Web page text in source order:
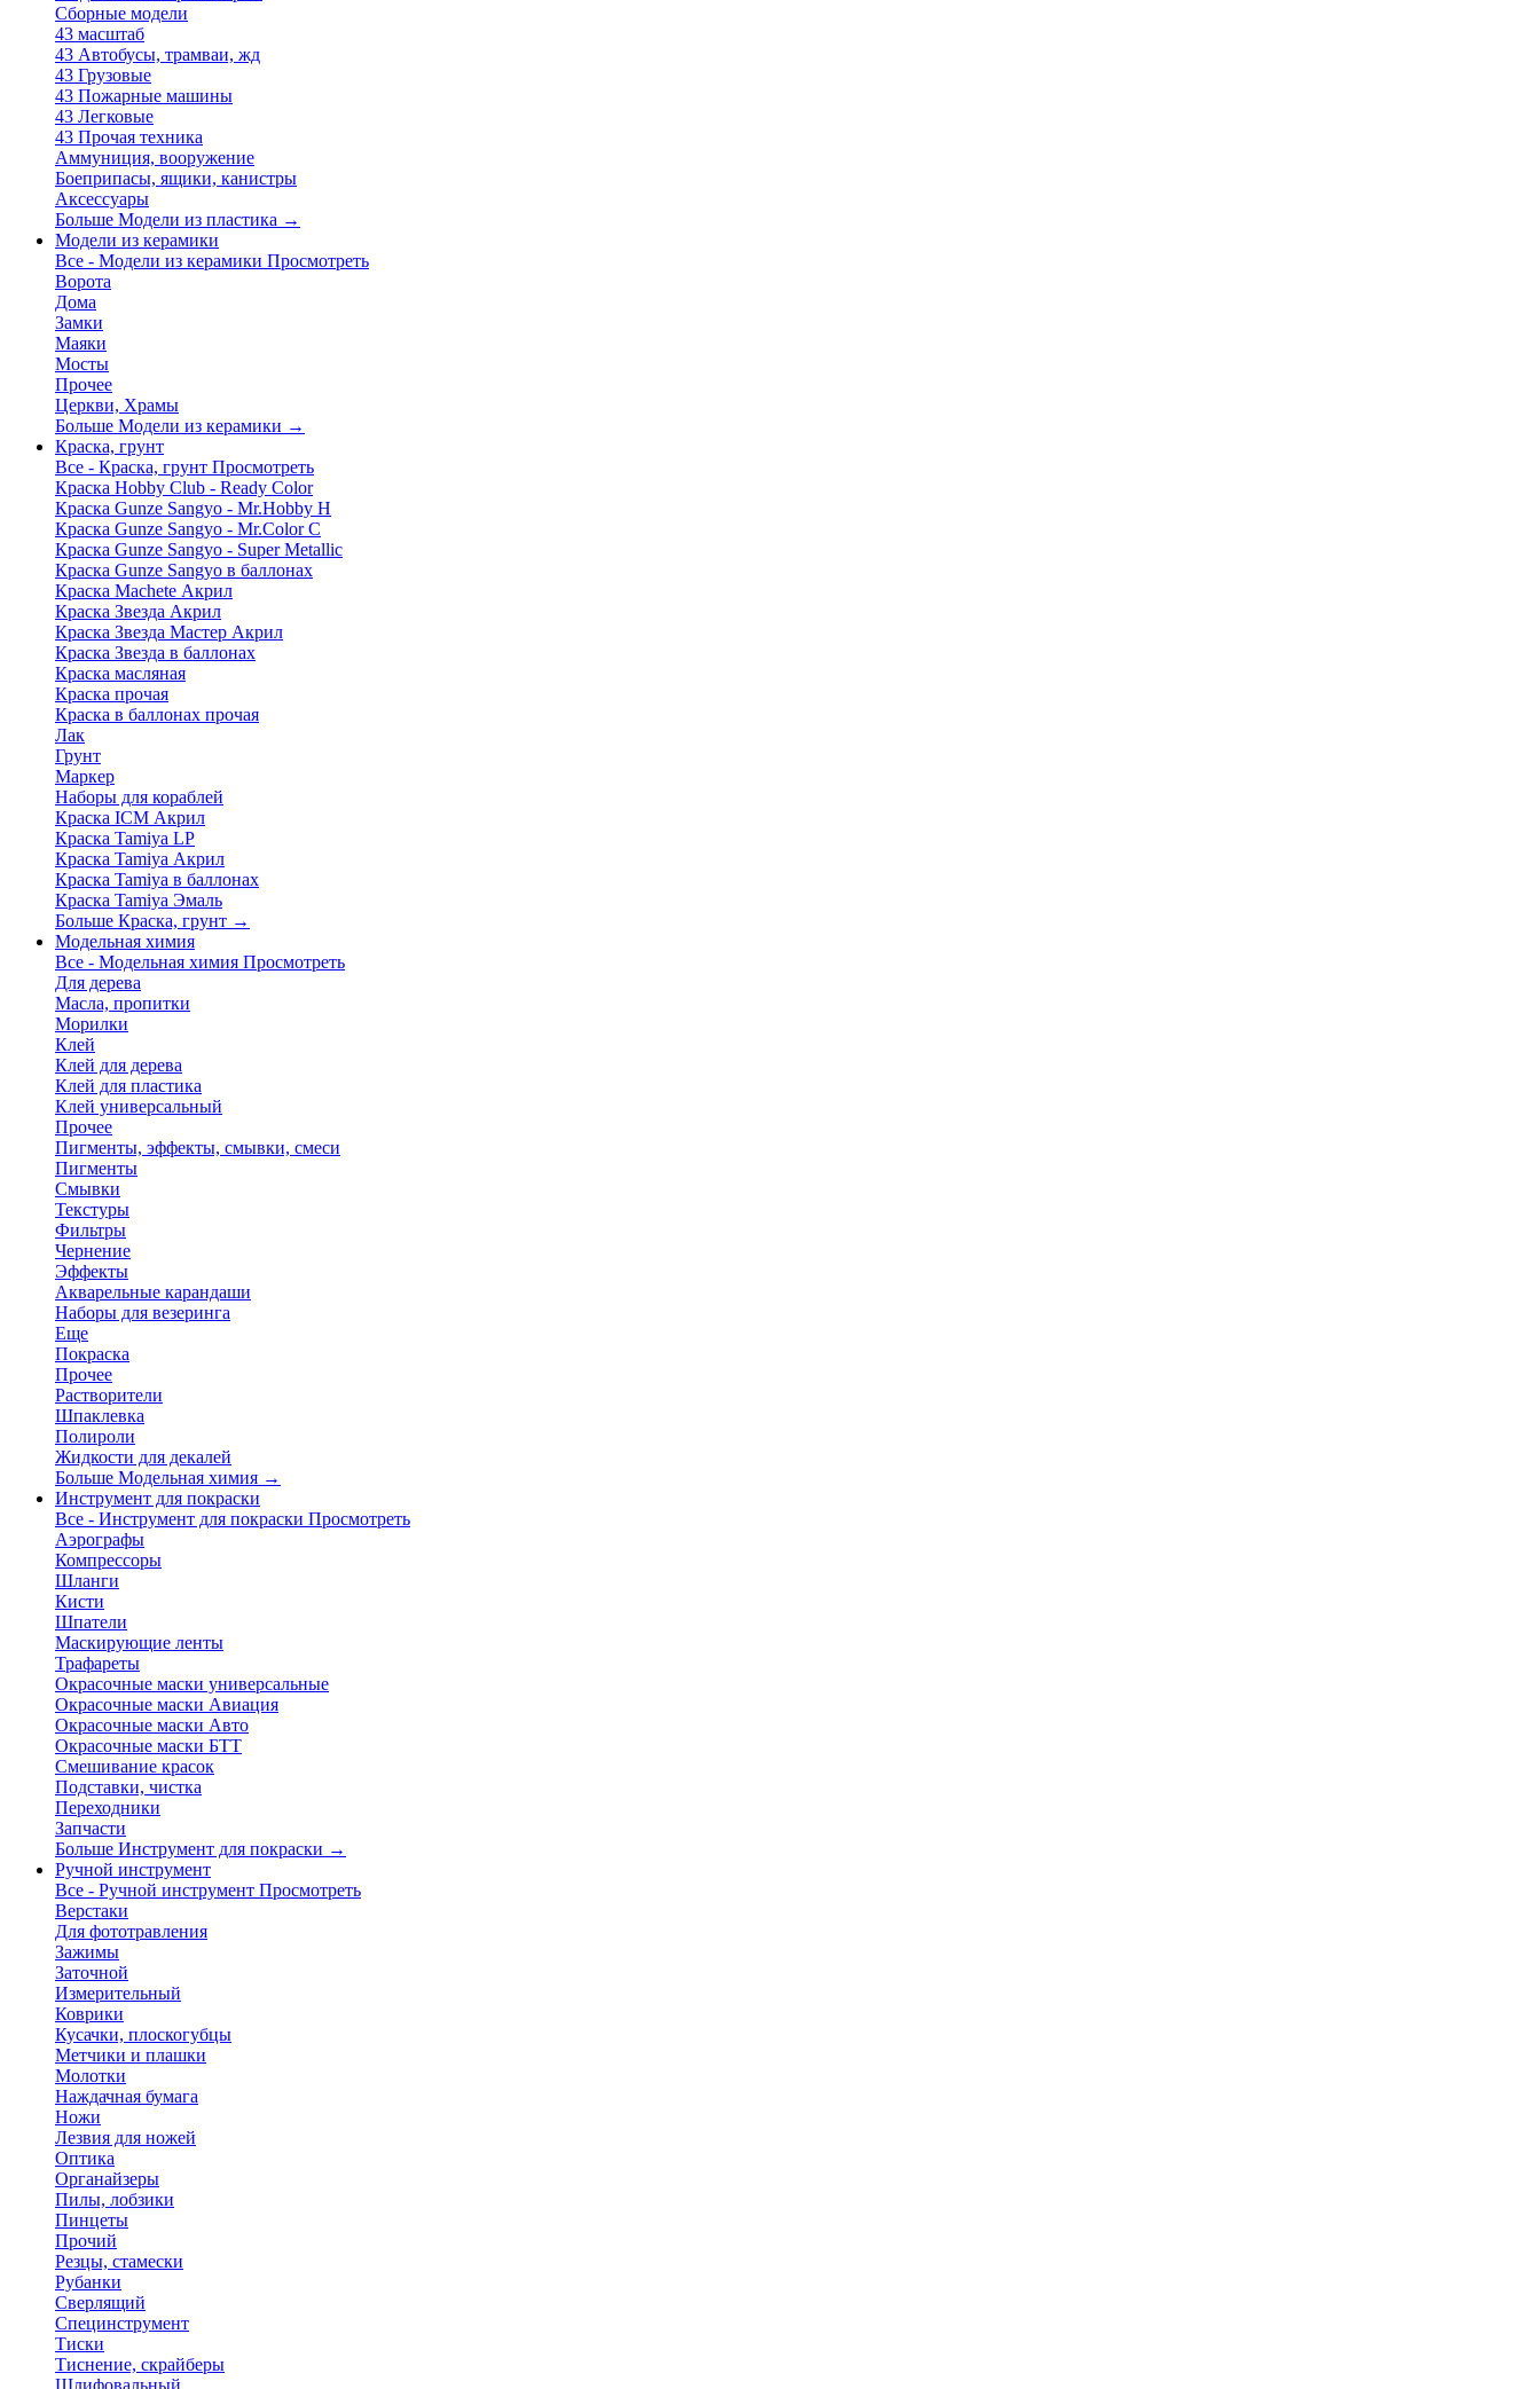
Сборные модели
43 масштаб
43 Автобусы, трамваи, жд
43 Грузовые
43 Пожарные машины
43 Легковые
43 Прочая техника
Аммуниция, вооружение
Боеприпасы, ящики, канистры
Аксессуары
Больше Модели из пластика →
Модели из керамики
Все - Модели из керамики Просмотреть
Ворота
Дома
Замки
Маяки
Мосты
Прочее
Церкви, Храмы
Больше Модели из керамики →
Краска, грунт
Все - Краска, грунт Просмотреть
Краска Hobby Club - Ready Color
Краска Gunze Sangyo - Mr.Hobby H
Краска Gunze Sangyo - Mr.Color C
Краска Gunze Sangyo - Super Metallic
Краска Gunze Sangyo в баллонах
Краска Machete Акрил
Краска Звезда Акрил
Краска Звезда Мастер Акрил
Краска Звезда в баллонах
Краска масляная
Краска прочая
Краска в баллонах прочая
Лак
Грунт
Маркер
Наборы для кораблей
Краска ICM Акрил
Краска Tamiya LP
Краска Tamiya Акрил
Краска Tamiya в баллонах
Краска Tamiya Эмаль
Больше Краска, грунт →
Модельная химия
Все - Модельная химия Просмотреть
Для дерева
Масла, пропитки
Морилки
Клей
Клей для дерева
Клей для пластика
Клей универсальный
Прочее
Пигменты, эффекты, смывки, смеси
Пигменты
Смывки
Текстуры
Фильтры
Чернение
Эффекты
Акварельные карандаши
Наборы для везеринга
Еще
Покраска
Прочее
Растворители
Шпаклевка
Полироли
Жидкости для декалей
Больше Модельная химия →
Инструмент для покраски
Все - Инструмент для покраски Просмотреть
Аэрографы
Компрессоры
Шланги
Кисти
Шпатели
Маскирующие ленты
Трафареты
Окрасочные маски универсальные
Окрасочные маски Авиация
Окрасочные маски Авто
Окрасочные маски БТТ
Смешивание красок
Подставки, чистка
Переходники
Запчасти
Больше Инструмент для покраски →
Ручной инструмент
Все - Ручной инструмент Просмотреть
Верстаки
Для фототравления
Зажимы
Заточной
Измерительный
Коврики
Кусачки, плоскогубцы
Метчики и плашки
Молотки
Наждачная бумага
Ножи
Лезвия для ножей
Оптика
Органайзеры
Пилы, лобзики
Пинцеты
Прочий
Резцы, стамески
Рубанки
Сверлящий
Специнструмент
Тиски
Тиснение, скрайберы
Шлифовальный